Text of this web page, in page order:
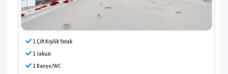
1 Çift Kişilik Yatak
1 Jakuzi
1 Banyo/WC